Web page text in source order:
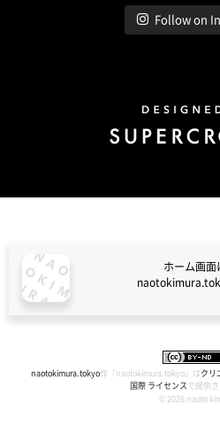
Follow on
ホーム画面
naotokimura.tokyo作『 naotokimura.tokyo 』は クリ
国際 ライセンス で提供さ
© 2026 naoto